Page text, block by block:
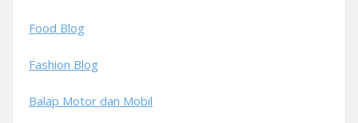
Food Blog
Fashion Blog
Balap Motor dan Mobil